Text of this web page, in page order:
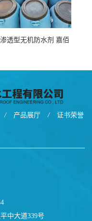
透型无机防水剂 嘉佰
/ 产品展厅 / 证书荣誉
中大道339号